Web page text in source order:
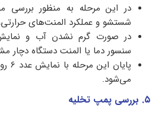
در این مرحله به‌ منظور بررسی
شستشو و عملکرد المنت‌های
در صورت گرم نشدن آب و
سنسور دما یا المنت دستگاه
می‌شود.
۵. بررسی پمپ تخلیه